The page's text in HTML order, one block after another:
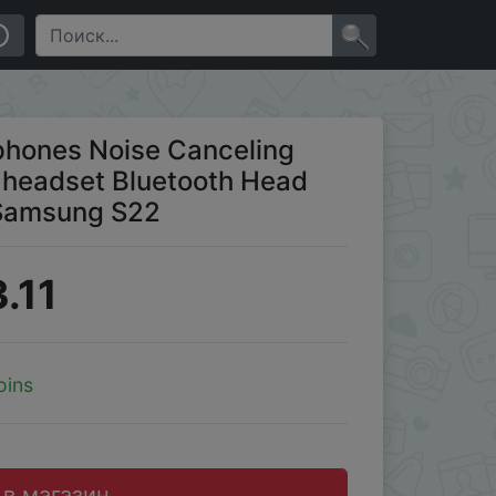
Head Phone for iPhone Huawei Samsung S22
Noise Canceling
Bluetooth Head
S22